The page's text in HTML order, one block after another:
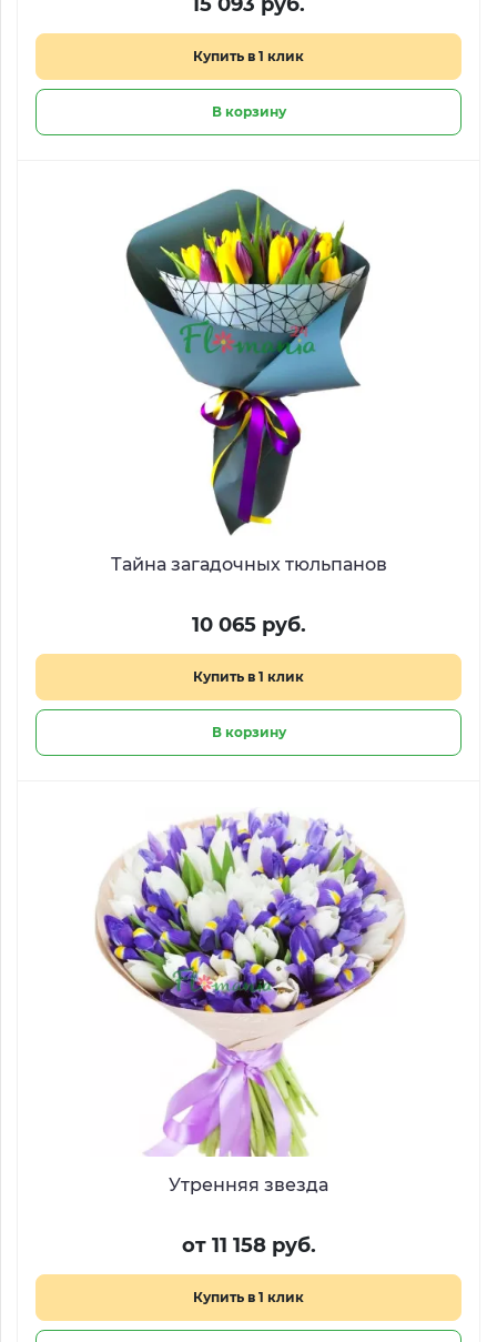
Купить в 1 клик
В корзину
Тайна загадочных тюльпанов
10 065 руб.
Купить в 1 клик
В корзину
Утренняя звезда
от 11 158 руб.
Купить в 1 клик